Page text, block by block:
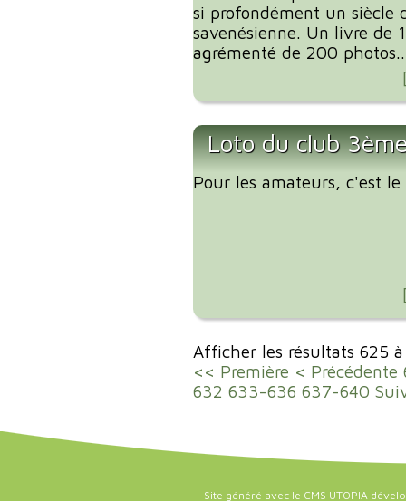
si profondément un siècle
savenésienne. Un livre de
agrémenté de 200
Loto du club
Pour les amateurs, c'est
Afficher les résultats 625
<< Première < Précédente
632 633-636 637-640
Site généré avec le CMS UTOPIA